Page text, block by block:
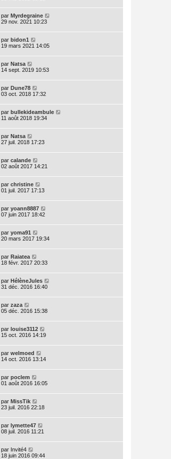
par Myrdegraine
29 nov. 2021 10:23
par bidon1
19 mars 2021 14:05
par Natsa
14 sept. 2019 10:53
par Dune78
03 oct. 2018 17:32
par bullekideambule
11 août 2018 19:34
par Natsa
27 juil. 2018 17:23
par calande
02 août 2017 14:21
par christine
01 juil. 2017 17:13
par yoann8887
07 juin 2017 18:42
par yoma91
20 mars 2017 19:34
par Raiatea
18 févr. 2017 20:33
par HélèneJules
31 déc. 2016 16:40
par zaza
05 déc. 2016 15:38
par louise3112
15 oct. 2016 14:19
par welmoed
14 oct. 2016 13:14
par poclem
01 août 2016 16:05
par MissTik
23 juil. 2016 22:18
par lymette47
08 juil. 2016 11:21
par Invité4
18 juin 2016 09:44